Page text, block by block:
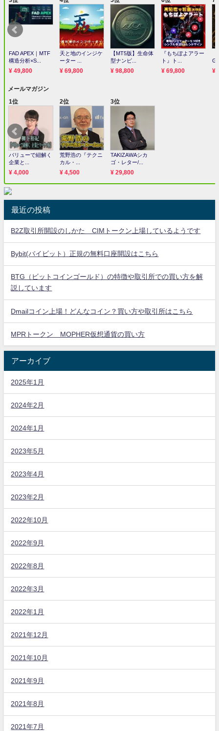
最近の投稿
B2Z取引所開設のしかた CIMトークン上場しているようです
Bybit(バイビット）正規の無料口座開設はこちら
BTG（ビットコインゴールド）の特徴や取引所での買い方を解
説しています
Dmailコイン上場！どんなコイン？買い方や取引所はこちら
MPRトークン MOPHER仮想通貨の買い方
アーカイブ
2025年1月
2024年2月
2024年1月
2023年5月
2023年4月
2023年2月
2022年10月
2022年9月
2022年8月
2022年3月
2022年1月
2021年12月
2021年10月
2021年9月
2021年8月
2021年7月